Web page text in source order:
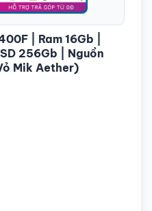
| Ram 16Gb |
256Gb | Nguồn
Mik Aether)